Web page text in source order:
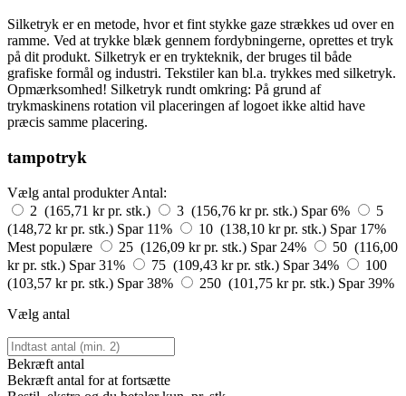
Silketryk er en metode, hvor et fint stykke gaze strækkes ud over en
ramme. Ved at trykke blæk gennem fordybningerne, oprettes et tryk
på dit produkt. Silketryk er en trykteknik, der bruges til både
grafiske formål og industri. Tekstiler kan bl.a. trykkes med silketryk.
Opmærksomhed! Silketryk rundt omkring: På grund af
trykmaskinens rotation vil placeringen af logoet ikke altid have
præcis samme placering.
tampotryk
Vælg antal produkter Antal:
2 (165,71 kr pr. stk.)
3 (156,76 kr pr. stk.) Spar 6%
5
(148,72 kr pr. stk.) Spar 11% 10 (138,10 kr pr. stk.) Spar 17%
Mest populære
25 (126,09 kr pr. stk.) Spar 24%
50 (116,00
kr pr. stk.) Spar 31% 75 (109,43 kr pr. stk.) Spar 34%
100
(103,57 kr pr. stk.) Spar 38% 250 (101,75 kr pr. stk.) Spar 39%
Vælg antal
Bekræft antal
Bekræft antal for at fortsætte